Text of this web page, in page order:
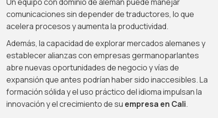
comunicaciones sin depender de traductores, lo que
acelera procesos y aumenta la productividad.
Además, la capacidad de explorar mercados alemanes y
establecer alianzas con empresas germanoparlantes
abre nuevas oportunidades de negocio y vías de
expansión que antes podrían haber sido inaccesibles. La
formación sólida y el uso práctico del idioma impulsan la
innovación y el crecimiento de su empresa en Cali.